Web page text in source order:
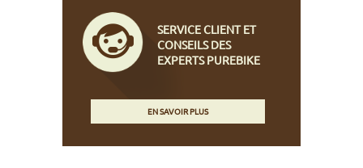
SERVICE CLIENT ET
CONSEILS DES
EXPERTS PUREBIKE
EN SAVOIR PLUS